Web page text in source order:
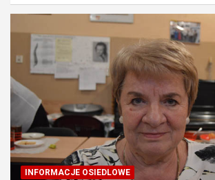
INFORMACJE OSIEDLOWE